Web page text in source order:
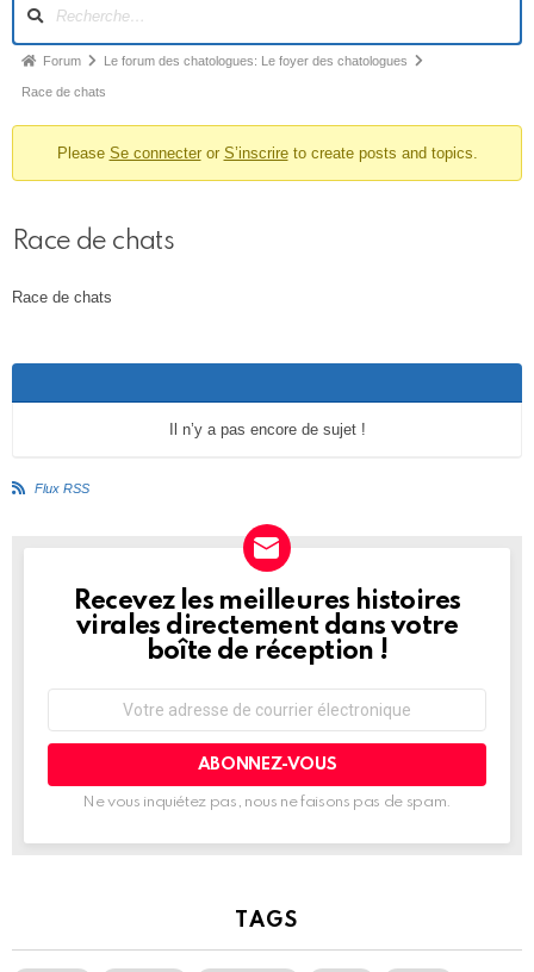
v
a
i
n
d
f
m
F
’
r
a
d
o
Forum Le forum des chatologues: Le foyer des chatologues
Race de chats
Please Se connecteror S’inscrireto create posts and topics.
Race de chats
Race de chats
Il n’y a pas encore de sujet !
Flux RSS
NEWSLETTER
Recevez les meilleures histoires
virales directement dans votre
boîte de réception !
courrier
Ne vous inquiétez pas, nous ne faisons pas de spam.
TAGS